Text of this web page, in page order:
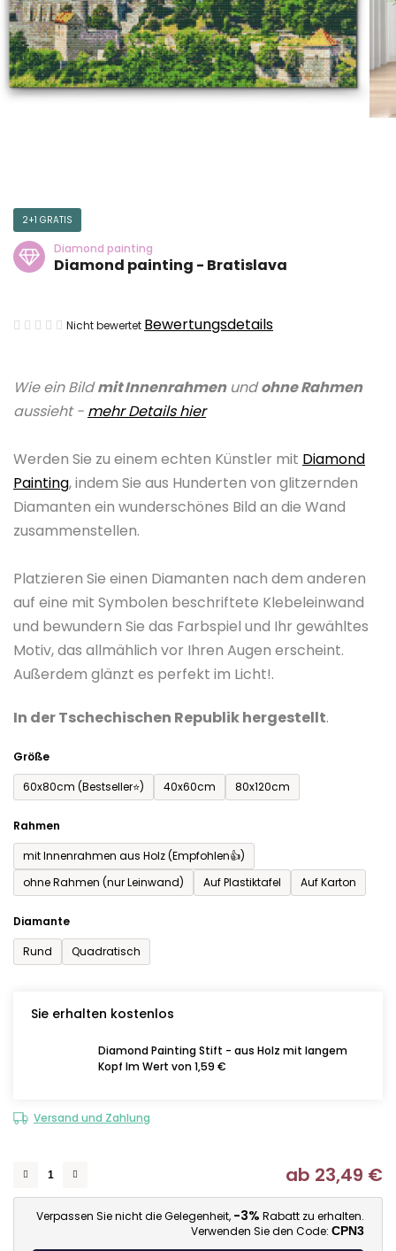
Wie ein Bildmit Innenrahmenundohne Rahmen
aussieht - mehr Details hier
Werden Sie zu einem echten Künstler mit Diamond
Painting, indem Sie aus Hunderten von glitzernden
Diamanten ein wunderschönes Bild an die Wand
zusammenstellen.
Platzieren Sie einen Diamanten nach dem anderen
auf eine mit Symbolen beschriftete Klebeleinwand
und bewundern Sie das Farbspiel und Ihr gewähltes
Motiv, das allmählich vor Ihren Augen erscheint.
Außerdem glänzt es perfekt im Licht!.
In der Tschechischen Republik hergestellt.
Größe
60x80cm (Bestseller⭐)
40x60cm 80x120cm
Rahmen
mit Innenrahmen aus Holz (Empfohlen👍)
ohne Rahmen (nur Leinwand)
Auf Plastiktafel Auf Karton
Diamante
Rund
Quadratisch
Sie erhalten kostenlos
Diamond Painting Stift - aus Holz mit langem
Kopf Im Wert von 1,59 €
Versand und Zahlung
ab 23,49 €
Verpassen Sie nicht die Gelegenheit, -3% Rabatt zu erhalten.
Verwenden Sie den Code: CPN3
2+1 GRATIS
Diamond painting
Diamond painting - Bratislava
Die
ist
0,0
5
Sternen.
Nicht bewertet Bewertungsdetails